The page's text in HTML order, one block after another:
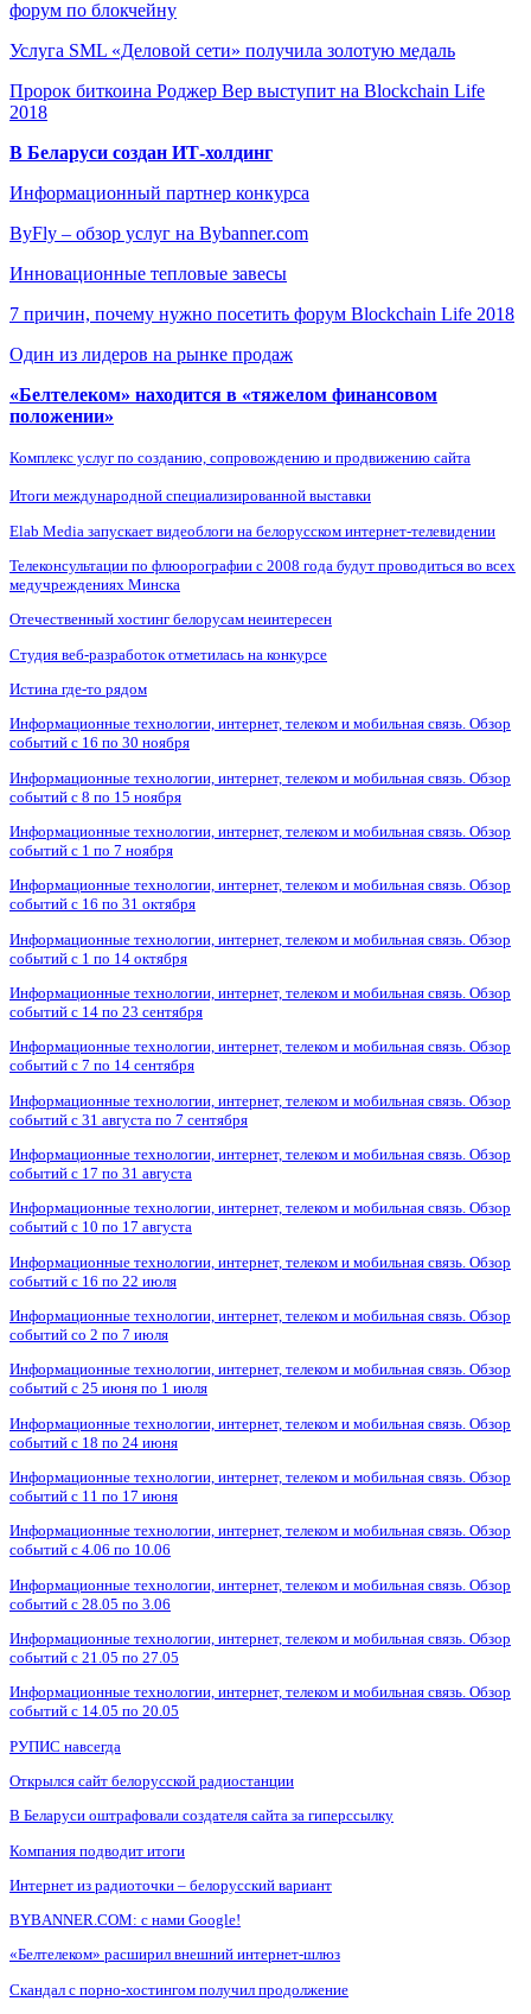
форум по блокчейну
Услуга SML «Деловой сети» получила золотую медаль
Пророк биткоина Роджер Вер выступит на Blockchain Life
2018
В Беларуси создан ИТ-холдинг
Информационный партнер конкурса
ByFly – обзор услуг на Bybanner.com
Инновационные тепловые завесы
7 причин, почему нужно посетить форум Blockchain Life 2018
Один из лидеров на рынке продаж
«Белтелеком» находится в «тяжелом финансовом
положении»
Комплекс услуг по созданию, сопровождению и продвижению сайта
Итоги международной специализированной выставки
Elab Media запускает видеоблоги на белорусском интернет-телевидении
Телеконсультации по флюорографии с 2008 года будут проводиться во всех
медучреждениях Минска
Отечественный хостинг белорусам неинтересен
Студия веб-разработок отметилась на конкурсе
Истина где-то рядом
Информационные технологии, интернет, телеком и мобильная связь. Обзор
событий с 16 по 30 ноября
Информационные технологии, интернет, телеком и мобильная связь. Обзор
событий с 8 по 15 ноября
Информационные технологии, интернет, телеком и мобильная связь. Обзор
событий с 1 по 7 ноября
Информационные технологии, интернет, телеком и мобильная связь. Обзор
событий с 16 по 31 октября
Информационные технологии, интернет, телеком и мобильная связь. Обзор
событий с 1 по 14 октября
Информационные технологии, интернет, телеком и мобильная связь. Обзор
событий с 14 по 23 сентября
Информационные технологии, интернет, телеком и мобильная связь. Обзор
событий с 7 по 14 сентября
Информационные технологии, интернет, телеком и мобильная связь. Обзор
событий с 31 августа по 7 сентября
Информационные технологии, интернет, телеком и мобильная связь. Обзор
событий с 17 по 31 августа
Информационные технологии, интернет, телеком и мобильная связь. Обзор
событий с 10 по 17 августа
Информационные технологии, интернет, телеком и мобильная связь. Обзор
событий с 16 по 22 июля
Информационные технологии, интернет, телеком и мобильная связь. Обзор
событий со 2 по 7 июля
Информационные технологии, интернет, телеком и мобильная связь. Обзор
событий с 25 июня по 1 июля
Информационные технологии, интернет, телеком и мобильная связь. Обзор
событий с 18 по 24 июня
Информационные технологии, интернет, телеком и мобильная связь. Обзор
событий с 11 по 17 июня
Информационные технологии, интернет, телеком и мобильная связь. Обзор
событий с 4.06 по 10.06
Информационные технологии, интернет, телеком и мобильная связь. Обзор
событий с 28.05 по 3.06
Информационные технологии, интернет, телеком и мобильная связь. Обзор
событий с 21.05 по 27.05
Информационные технологии, интернет, телеком и мобильная связь. Обзор
событий с 14.05 по 20.05
РУПИС навсегда
Открылся сайт белорусской радиостанции
В Беларуси оштрафовали создателя сайта за гиперссылку
Компания подводит итоги
Интернет из радиоточки – белорусский вариант
BYBANNER.COM: c нами Google!
«Белтелеком» расширил внешний интернет-шлюз
Скандал с порно-хостингом получил продолжение